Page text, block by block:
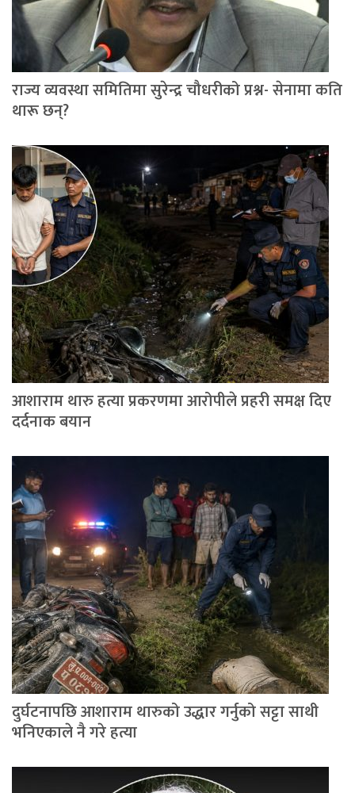
राज्य व्यवस्था समितिमा सुरेन्द्र चौधरीको प्रश्न- सेनामा कति
थारू छन्?
आशाराम थारु हत्या प्रकरणमा आरोपीले प्रहरी समक्ष दिए
दर्दनाक बयान
दुर्घटनापछि आशाराम थारुको उद्धार गर्नुको सट्टा साथी
भनिएकाले नै गरे हत्या